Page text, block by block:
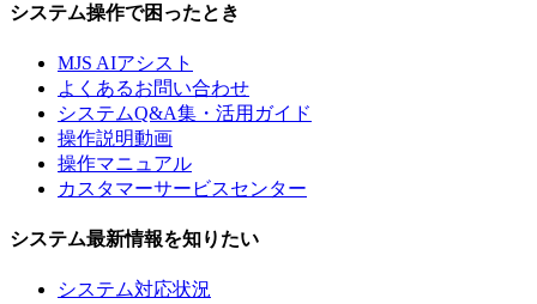
システム操作で困ったとき
MJS AIアシスト
よくあるお問い合わせ
システムQ&A集・活用ガイド
操作説明動画
操作マニュアル
カスタマーサービスセンター
システム最新情報を知りたい
システム対応状況